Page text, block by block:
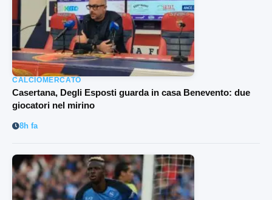
CALCIOMERCATO
Casertana, Degli Esposti guarda in casa Benevento: due
giocatori nel mirino
8h fa